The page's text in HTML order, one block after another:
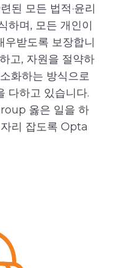
된 모든 법적·윤리
하며, 모든 개인이
우받도록 보장합니
고, 자원을 절약하
화하는 방식으로
다하고 있습니다.
옳은 일을 하
리 잡도록 Opta